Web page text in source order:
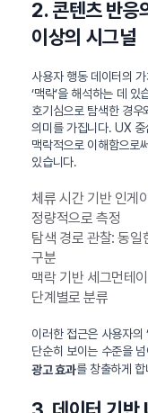
2. 콘텐츠 반응
이상의 시그널
사용자 행동 데이터의
‘맥락’을 해석하는 데
호기심으로 탐색한 경
의미를 가집니다. UX
맥락적으로 이해함으로
있습니다.
체류 시간 기반 인게
정량적으로 측정
탐색 경로 관찰: 동일
구분
맥락 기반 세그먼테
단계별로 분류
이러한 접근은 사용자의
단순히 보이는 수준을
광고 효과를 창출하게 합